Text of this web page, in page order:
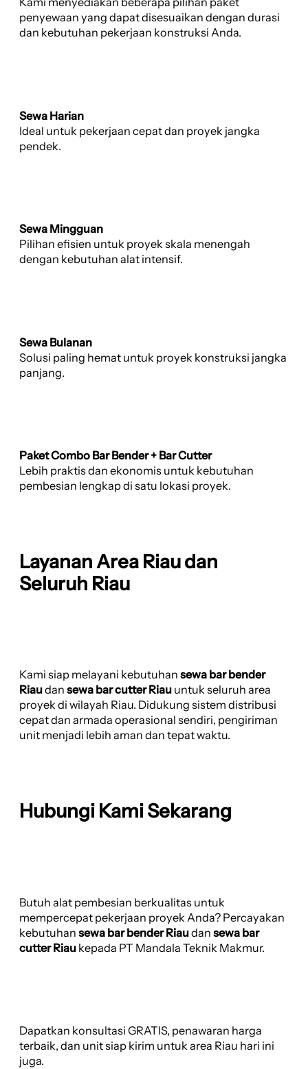
penyewaan yang dapat disesuaikan dengan durasi
dan kebutuhan pekerjaan konstruksi Anda.
Sewa Harian
Ideal untuk pekerjaan cepat dan proyek jangka
pendek.
Sewa Mingguan
Pilihan efisien untuk proyek skala menengah
dengan kebutuhan alat intensif.
Sewa Bulanan
Solusi paling hemat untuk proyek konstruksi jangka
panjang.
Paket Combo Bar Bender + Bar Cutter
Lebih praktis dan ekonomis untuk kebutuhan
pembesian lengkap di satu lokasi proyek.
Layanan Area Riau dan
Seluruh Riau
Kami siap melayani kebutuhan sewa bar bender
Riaudan sewa bar cutter Riau untuk seluruh area
proyek di wilayah Riau. Didukung sistem distribusi
cepat dan armada operasional sendiri, pengiriman
unit menjadi lebih aman dan tepat waktu.
Hubungi Kami Sekarang
Butuh alat pembesian berkualitas untuk
mempercepat pekerjaan proyek Anda? Percayakan
kebutuhan sewa bar bender Riaudan sewa bar
cutter Riau kepada PT Mandala Teknik Makmur.
Dapatkan konsultasi GRATIS, penawaran harga
terbaik, dan unit siap kirim untuk area Riau hari ini
juga.